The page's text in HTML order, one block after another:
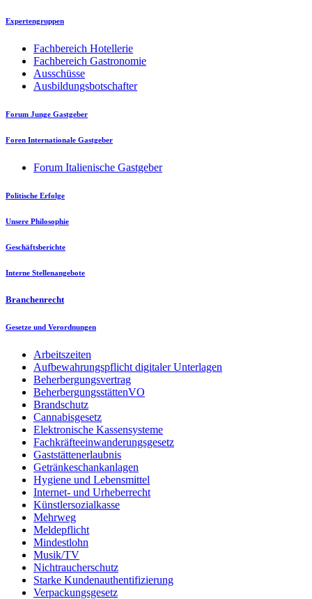
Expertengruppen
Fachbereich Hotellerie
Fachbereich Gastronomie
Ausschüsse
Ausbildungsbotschafter
Forum Junge Gastgeber
Foren Internationale Gastgeber
Forum Italienische Gastgeber
Politische Erfolge
Unsere Philosophie
Geschäftsberichte
Interne Stellenangebote
Branchenrecht
Gesetze und Verordnungen
Arbeitszeiten
Aufbewahrungspflicht digitaler Unterlagen
Beherbergungsvertrag
BeherbergungsstättenVO
Brandschutz
Cannabisgesetz
Elektronische Kassensysteme
Fachkräfteeinwanderungsgesetz
Gaststättenerlaubnis
Getränkeschankanlagen
Hygiene und Lebensmittel
Internet- und Urheberrecht
Künstlersozialkasse
Mehrweg
Meldepflicht
Mindestlohn
Musik/TV
Nichtraucherschutz
Starke Kundenauthentifizierung
Verpackungsgesetz